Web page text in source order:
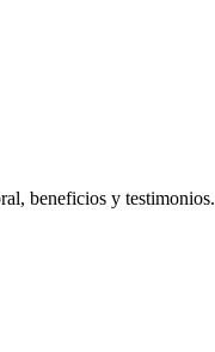
beneficios y testimonios.